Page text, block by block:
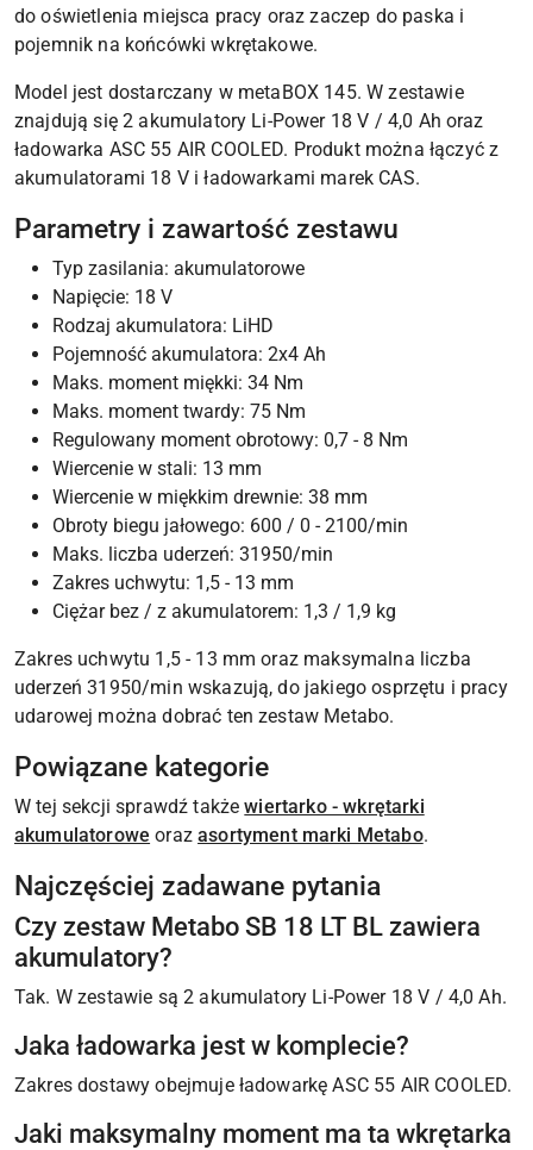
do oświetlenia miejsca pracy oraz zaczep do paska i
pojemnik na końcówki wkrętakowe.
Model jest dostarczany w metaBOX 145. W zestawie
znajdują się 2 akumulatory Li-Power 18 V / 4,0 Ah oraz
ładowarka ASC 55 AIR COOLED. Produkt można łączyć z
akumulatorami 18 V i ładowarkami marek CAS.
Parametry i zawartość zestawu
Typ zasilania: akumulatorowe
Napięcie: 18 V
Rodzaj akumulatora: LiHD
Pojemność akumulatora: 2x4 Ah
Maks. moment miękki: 34 Nm
Maks. moment twardy: 75 Nm
Regulowany moment obrotowy: 0,7 - 8 Nm
Wiercenie w stali: 13 mm
Wiercenie w miękkim drewnie: 38 mm
Obroty biegu jałowego: 600 / 0 - 2100/min
Maks. liczba uderzeń: 31950/min
Zakres uchwytu: 1,5 - 13 mm
Ciężar bez / z akumulatorem: 1,3 / 1,9 kg
Zakres uchwytu 1,5 - 13 mm oraz maksymalna liczba
uderzeń 31950/min wskazują, do jakiego osprzętu i pracy
udarowej można dobrać ten zestaw Metabo.
Powiązane kategorie
W tej sekcji sprawdź takżewiertarko - wkrętarki
akumulatorowe orazasortyment marki Metabo.
Najczęściej zadawane pytania
Czy zestaw Metabo SB 18 LT BL zawiera
akumulatory?
Tak. W zestawie są 2 akumulatory Li-Power 18 V / 4,0 Ah.
Jaka ładowarka jest w komplecie?
Zakres dostawy obejmuje ładowarkę ASC 55 AIR COOLED.
Jaki maksymalny moment ma ta wkrętarka